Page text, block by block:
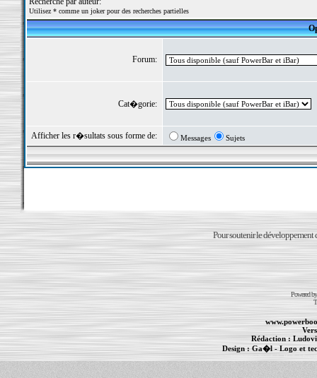
Utilisez * comme un joker pour des recherches partielles
Forum:
Cat�gorie:
Afficher les r�sultats sous forme de: Messages Sujets
Pour soutenir le développement
Powered
Rédaction :
Design : Ga�l- Logo et